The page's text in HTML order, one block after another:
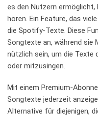
es den Nutzern ermöglicht,
‍hören. ‌Ein⁣ Feature, das
die ⁣Spotify-Texte. Diese⁤
Songtexte an, während sie
nützlich sein, um die Texte
oder mitzusingen.
Mit einem ‌Premium-
Songtexte jederzeit
Alternative ⁤für​ diejenigen,